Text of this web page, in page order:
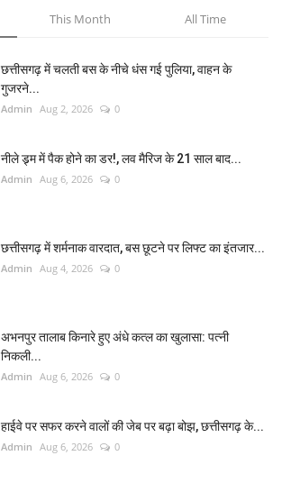
This Month All Time
छत्तीसगढ़ में चलती बस के नीचे धंस गई पुलिया, वाहन के
गुजरने...
Admin Aug 2, 2026 0
नीले ड्र्म में पैक होने का डर!, लव मैरिज के 21 साल बाद...
Admin Aug 6, 2026 0
छत्तीसगढ़ में शर्मनाक वारदात, बस छूटने पर लिफ्ट का इंतजार...
Admin Aug 4, 2026 0
अभनपुर तालाब किनारे हुए अंधे कत्ल का खुलासा: पत्नी
निकली...
Admin Aug 6, 2026 0
हाईवे पर सफर करने वालों की जेब पर बढ़ा बोझ, छत्तीसगढ़ के...
Admin Aug 6, 2026 0